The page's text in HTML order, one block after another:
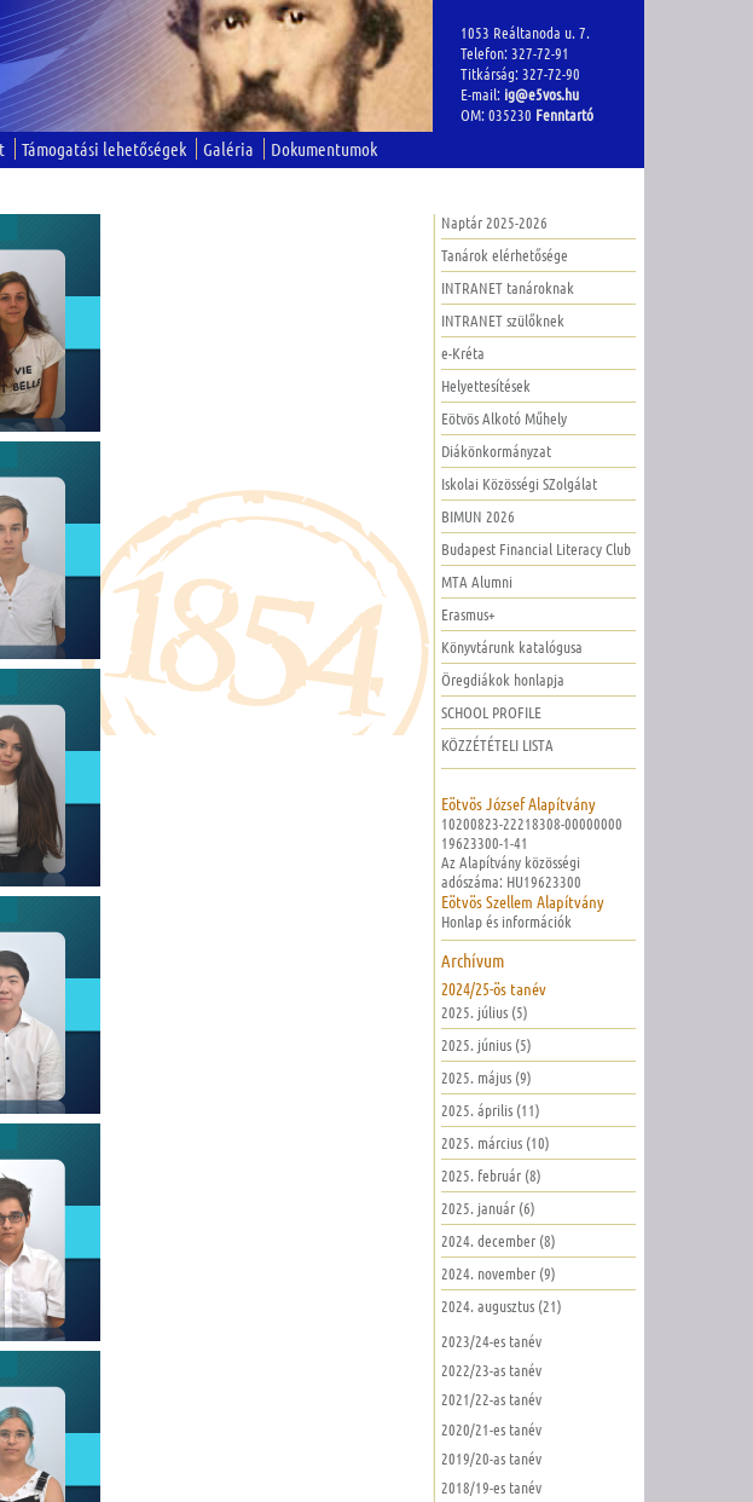
1053 Reáltanoda u. 7.
Telefon: 327-72-91
Titkárság: 327-72-90
E-mail: ig@e5vos.hu
OM: 035230 Fenntartó
Támogatási lehetőségek Galéria Dokumentumok
Naptár 2025-2026
Tanárok elérhetősége
INTRANET tanároknak
INTRANET szülőknek
e-Kréta
Helyettesítések
Eötvös Alkotó Műhely
Diákönkormányzat
Iskolai Közösségi SZolgálat
BIMUN 2026
Budapest Financial Literacy Club
MTA Alumni
Erasmus+
Könyvtárunk katalógusa
Öregdiákok honlapja
SCHOOL PROFILE
KÖZZÉTÉTELI LISTA
Eötvös József Alapítvány
10200823-22218308-00000000
19623300-1-41
Az Alapítvány közösségi
adószáma: HU19623300
Eötvös Szellem Alapítvány
Honlap és információk
Archívum
2024/25-ös tanév
2025. július (5)
2025. június (5)
2025. május (9)
2025. április (11)
2025. március (10)
2025. február (8)
2025. január (6)
2024. december (8)
2024. november (9)
2024. augusztus (21)
2023/24-es tanév
2022/23-as tanév
2021/22-as tanév
2020/21-es tanév
2019/20-as tanév
2018/19-es tanév